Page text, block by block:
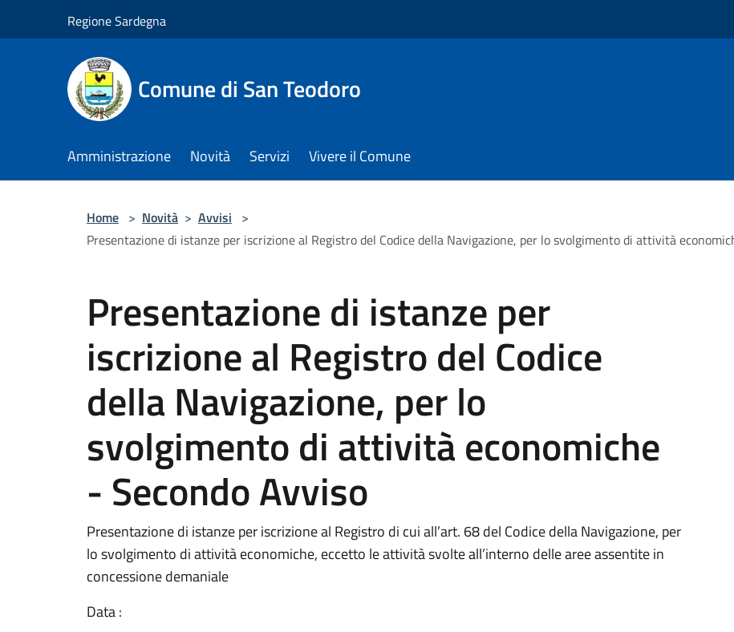
Regione Sardegna
Comune di San Teodoro
Amministrazione Novità Servizi Vivere il Comune
Home > Novità > Avvisi >
Presentazione di istanze per iscrizione al Registro del Codice della Navigazione, per lo svolgimento di attività
Presentazione di istanze per
iscrizione al Registro del Codice
della Navigazione, per lo
svolgimento di attività economiche
- Secondo Avviso
Presentazione di istanze per iscrizione al Registro di cui all’art. 68 del Codice della Navigazione, per
lo svolgimento di attività economiche, eccetto le attività svolte all’interno delle aree assentite in
concessione demaniale
Data :